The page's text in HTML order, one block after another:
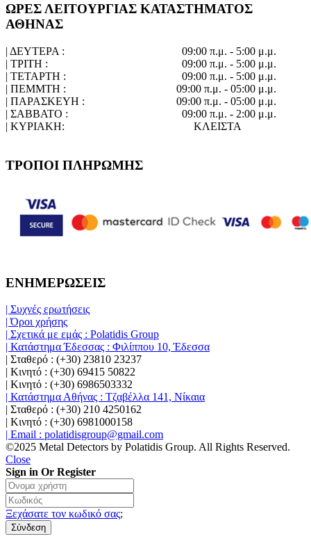
ΩΡΕΣ ΛΕΙΤΟΥΡΓΙΑΣ ΚΑΤΑΣΤΗΜΑΤΟΣ
ΑΘΗΝΑΣ
| ΔΕΥΤΕΡΑ :
09:00 π.μ. - 5:00 μ.μ.
| ΤΡΙΤΗ :
09:00 π.μ. - 5:00 μ.μ.
| ΤΕΤΑΡΤΗ :
09:00 π.μ. - 5:00 μ.μ.
| ΠΕΜΜΤΗ :
09:00 π.μ. - 05:00 μ.μ.
| ΠΑΡΑΣΚΕΥΗ :
09:00 π.μ. - 05:00 μ.μ.
| ΣΑΒΒΑΤΟ :
09:00 π.μ. - 2:00 μ.μ.
| ΚΥΡΙΑΚΗ:
ΚΛΕΙΣΤΑ
ΤΡΟΠΟΙ ΠΛΗΡΩΜΗΣ
ΕΝΗΜΕΡΩΣΕΙΣ
| Συχνές ερωτήσεις
| Όροι χρήσης
| Σχετικά με εμάς : Polatidis Group
| Κατάστημα Έδεσσας : Φιλίππου 10, Έδεσσα
| Σταθερό : (+30) 23810 23237
| Κινητό : (+30) 69415 50822
| Κινητό : (+30) 6986503332
| Κατάστημα Αθήνας : Τζαβέλλα 141, Νίκαια
| Σταθερό : (+30) 210 4250162
| Κινητό : (+30) 6981000158
| Email : polatidisgroup@gmail.com
©2025 Metal Detectors by Polatidis Group. All Rights Reserved.
Close
Sign in Or Register
Ξεχάσατε τον κωδικό σας;